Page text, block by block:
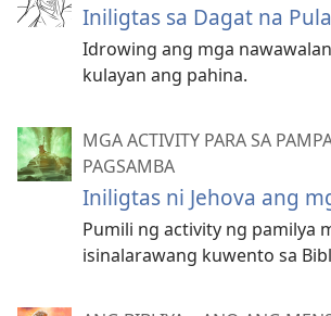
Iniligtas sa Dagat na Pula
Idrowing ang mga
kulayan ang pahina.
MGA ACTIVITY PARA SA
PAGSAMBA
Iniligtas ni Jehova ang
Pumili ng activity ng pamilya
isinalarawang kuwento sa